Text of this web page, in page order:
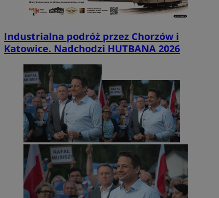
Industrialna podróż przez Chorzów i
Katowice. Nadchodzi HUTBANA 2026